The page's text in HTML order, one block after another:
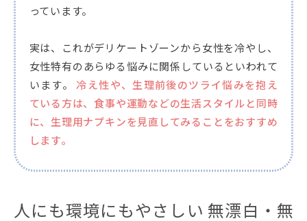
っています。
実は、これがデリケートゾーンから女性を冷やし、
女性特有のあらゆる悩みに関係しているといわれて
います。 冷え性や、生理前後のツライ悩みを抱え
ている方は、食事や運動などの生活スタイルと同時
に、生理用ナプキンを見直してみることをおすすめ
します。
人にも環境にもやさしい 無漂白・無